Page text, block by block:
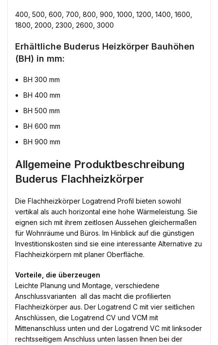
400, 500, 600, 700, 800, 900, 1000, 1200, 1400, 1600,
1800, 2000, 2300, 2600, 3000
Erhältliche Buderus Heizkörper Bauhöhen
(BH) in mm:
BH 300 mm
BH 400 mm
BH 500 mm
BH 600 mm
BH 900 mm
Allgemeine Produktbeschreibung
Buderus Flachheizkörper
Die Flachheizkörper Logatrend Profil bieten sowohl
vertikal als auch horizontal eine hohe Wärmeleistung. Sie
eignen sich mit ihrem zeitlosen Aussehen gleichermaßen
für Wohnräume und Büros. Im Hinblick auf die günstigen
Investitionskosten sind sie eine interessante Alternative zu
Flachheizkörpern mit planer Oberfläche.
Vorteile, die überzeugen
Leichte Planung und Montage, verschiedene
Anschlussvarianten  all das macht die profilierten
Flachheizkörper aus. Der Logatrend C mit vier seitlichen
Anschlüssen, die Logatrend CV und VCM mit
Mittenanschluss unten und der Logatrend VC mit linksoder
rechtsseitigem Anschluss unten lassen Ihnen bei der